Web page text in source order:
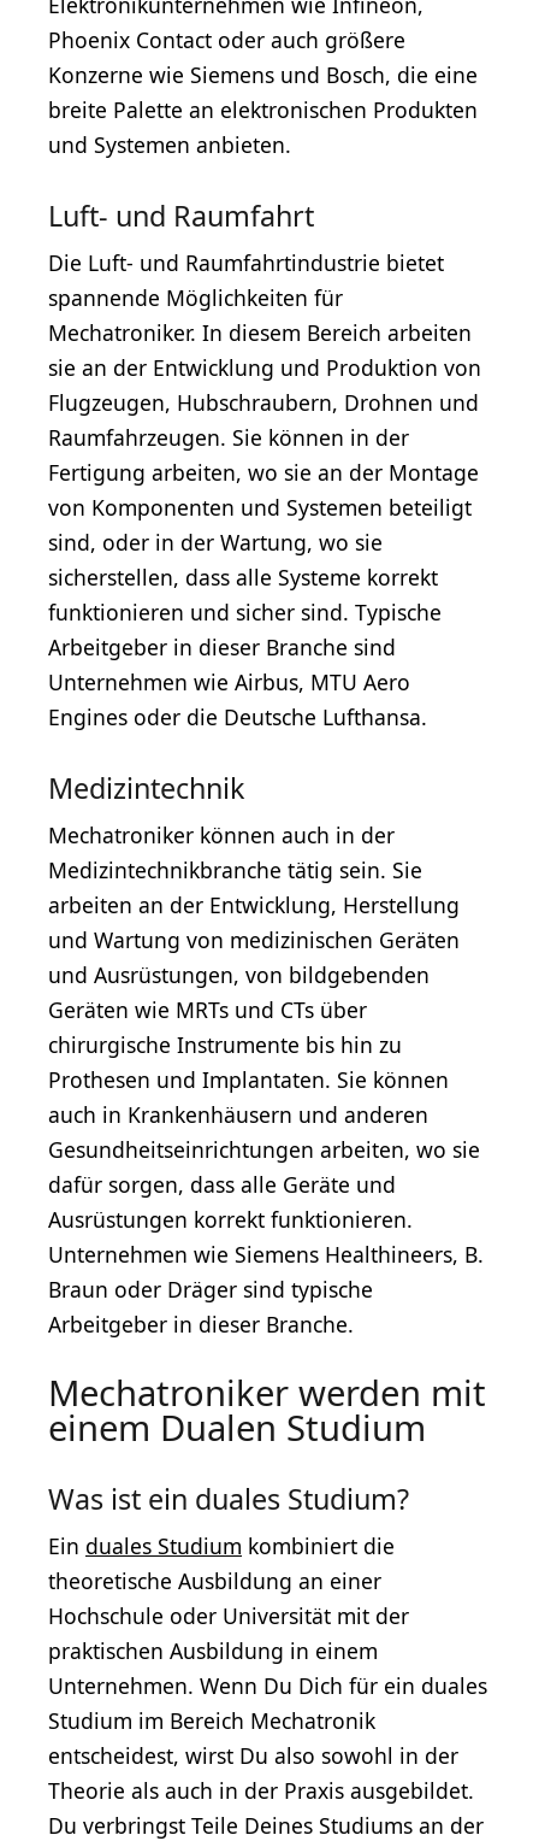
Phoenix Contact oder auch größere
Konzerne wie Siemens und Bosch, die eine
breite Palette an elektronischen Produkten
und Systemen anbieten.
Luft- und Raumfahrt
Die Luft- und Raumfahrtindustrie bietet
spannende Möglichkeiten für
Mechatroniker. In diesem Bereich arbeiten
sie an der Entwicklung und Produktion von
Flugzeugen, Hubschraubern, Drohnen und
Raumfahrzeugen. Sie können in der
Fertigung arbeiten, wo sie an der Montage
von Komponenten und Systemen beteiligt
sind, oder in der Wartung, wo sie
sicherstellen, dass alle Systeme korrekt
funktionieren und sicher sind. Typische
Arbeitgeber in dieser Branche sind
Unternehmen wie Airbus, MTU Aero
Engines oder die Deutsche Lufthansa.
Medizintechnik
Mechatroniker können auch in der
Medizintechnikbranche tätig sein. Sie
arbeiten an der Entwicklung, Herstellung
und Wartung von medizinischen Geräten
und Ausrüstungen, von bildgebenden
Geräten wie MRTs und CTs über
chirurgische Instrumente bis hin zu
Prothesen und Implantaten. Sie können
auch in Krankenhäusern und anderen
Gesundheitseinrichtungen arbeiten, wo sie
dafür sorgen, dass alle Geräte und
Ausrüstungen korrekt funktionieren.
Unternehmen wie Siemens Healthineers, B.
Braun oder Dräger sind typische
Arbeitgeber in dieser Branche.
Mechatroniker werden mit
einem Dualen Studium
Was ist ein duales Studium?
Ein duales Studium kombiniert die
theoretische Ausbildung an einer
Hochschule oder Universität mit der
praktischen Ausbildung in einem
Unternehmen. Wenn Du Dich für ein duales
Studium im Bereich Mechatronik
entscheidest, wirst Du also sowohl in der
Theorie als auch in der Praxis ausgebildet.
Du verbringst Teile Deines Studiums an der